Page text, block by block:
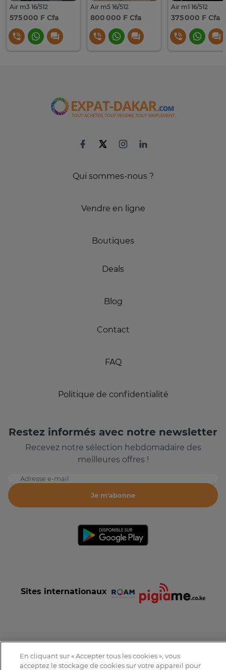
Air m3 16/512
575 000 F Cfa
Air m5 16/512
800 000 F Cfa
Air m1 16/512
375 000 F Cfa
Qui sommes-nous ?
Vendre en ligne
Boutiques
Deals
Blog
Contact
FAQ
Politique de confidentialité
Restez informés avec notre newsletter
Recevez notre sélection hebdomadaire des
meilleures offres !
Adresse e-mail
Je m'abonne
Sites internationaux
Conditions et Charte d'utilisation Politique de confidentialité
Tous droits réservés © 2016-2026 Expat-Dakar
En cliquant sur « Accepter tous les cookies », vous
acceptez le stockage de cookies sur votre appareil pour